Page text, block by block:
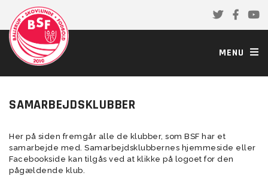
MENU
SAMARBEJDSKLUBBER
Her på siden fremgår alle de klubber, som BSF har et
samarbejde med. Samarbejdsklubbernes hjemmeside eller
Facebookside kan tilgås ved at klikke på logoet for den
pågældende klub.